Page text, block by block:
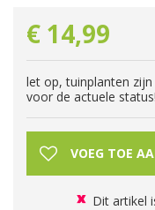
€ 14,99
let op, tuinplanten
voor de actuele status!
Dit artikel